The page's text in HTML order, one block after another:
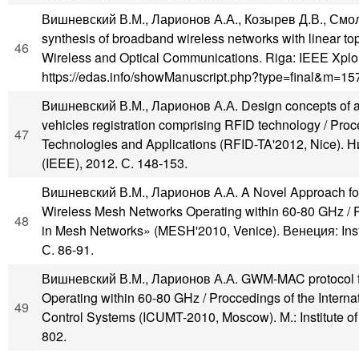
46
Вишневский В.М., Ларионов А.А., Козырев Д.В.,
synthesis of broadband wireless networks with linear
Wireless and Optical Communications. Riga: IEEE
https://edas.info/
47
Вишневский В.М., Ларионов А.А. Design concepts of
vehicles registration comprising RFID technology /
Technologies and Applications (RFID-TA'2012, Nice).
(IEEE), 2012. С. 148-153.
48
Вишневский В.М., Ларионов А.А. A Novel Approach
Wireless Mesh Networks Operating within 60-80 GHz
in Mesh Networks» (MESH'2010, Venice). Венеция:
С. 86-91.
49
Вишневский В.М., Ларионов А.А. GWM-MAC
Operating within 60-80 GHz / Proccedings of the
Control Systems (ICUMT-2010, Moscow). М.: Institute
802.